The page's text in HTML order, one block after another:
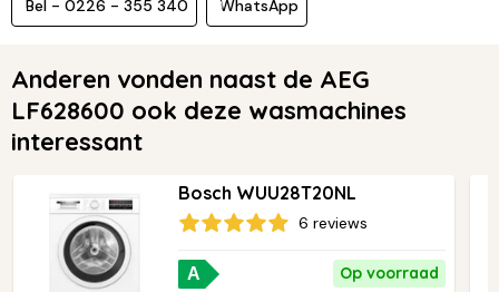
Bel - 0226 - 355 340 WhatsApp
Anderen vonden naast de AEG
LF628600 ook deze wasmachines
interessant
Bosch WUU28T20NL
6 reviews
A Op voorraad